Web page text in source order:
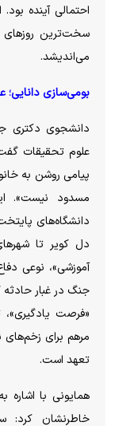
احتمالی آینده
سخت‌ترین روز‌های
می‌اندیشد.
بومی‌سازی دانایی؛
دانشجوی دکتری
علوم تحقیقات
پیامی روشن به
مسدود نیست».
دانشگاه‌های
دل کویر تا
آموزشی»، نوعی
جنگ در غبار حادثه
«فرصت
مرهم برای
تعهد است.
همایونی با اشاره